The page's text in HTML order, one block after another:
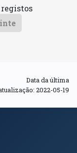
registos
Data da última
2022-05-19